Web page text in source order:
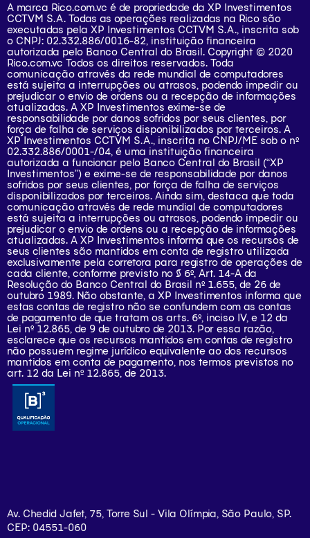
A marca Rico.com.vc é de propriedade da XP Investimentos
CCTVM S.A. Todas as operações realizadas na Rico são
executadas pela XP Investimentos CCTVM S.A., inscrita sob
o CNPJ: 02.332.886/0016-82, instituição financeira
autorizada pelo Banco Central do Brasil. Copyright © 2020
Rico.com.vc Todos os direitos reservados. Toda
comunicação através da rede mundial de computadores
está sujeita a interrupções ou atrasos, podendo impedir ou
prejudicar o envio de ordens ou a recepção de informações
atualizadas. A XP Investimentos exime-se de
responsabilidade por danos sofridos por seus clientes, por
força de falha de serviços disponibilizados por terceiros. A
XP Investimentos CCTVM S.A., inscrita no CNPJ/ME sob o nº
02.332.886/0001-/­04, é uma instituição financeira
autorizada a funcionar pelo Banco Central do Brasil (“XP
Investimentos”) e exime-se de responsabilidade por danos
sofridos por seus clientes, por força de falha de serviços
disponibilizados por terceiros. Ainda sim, destaca que toda
comunicação através de rede mundial de computadores
está sujeita a interrupções ou atrasos, podendo impedir ou
prejudicar o envio de ordens ou a recepção de informações
atualizadas. A XP Investimentos informa que os recursos de
seus clientes são mantidos em conta de registro utilizada
exclusivamente pela corretora para registro de operações de
cada cliente, conforme previsto no § 6º, Art. 14-A da
Resolução do Banco Central do Brasil nº 1.655, de 26 de
outubro 1989. Não obstante, a XP Investimentos informa que
estas contas de registro não se confundem com as contas
de pagamento de que tratam os arts. 6º, inciso IV, e 12 da
Lei nº 12.865, de 9 de outubro de 2013. Por essa razão,
esclarece que os recursos mantidos em contas de registro
não possuem regime jurídico equivalente ao dos recursos
mantidos em conta de pagamento, nos termos previstos no
art. 12 da Lei nº 12.865, de 2013.
Av. Chedid Jafet, 75, Torre Sul - Vila Olímpia, São Paulo, SP.
CEP: 04551-060